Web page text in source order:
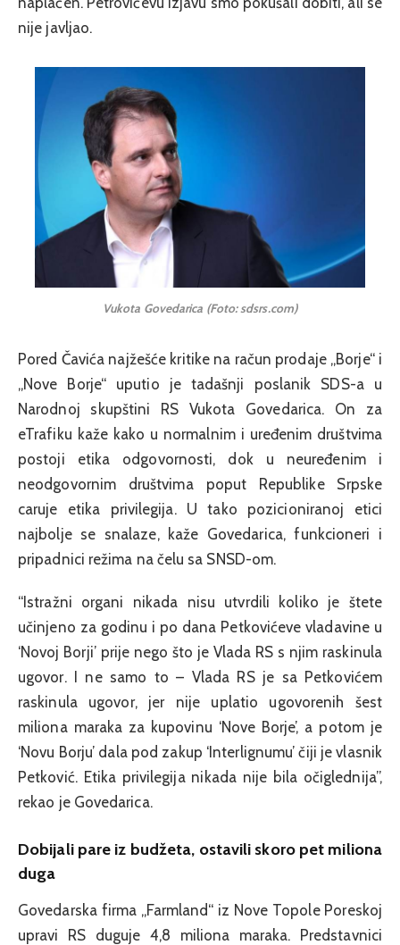
nije javljao.
Vukota Govedarica (Foto: sdsrs.com)
Pored Čavića najžešće kritike na račun prodaje „Borje“ i
„Nove Borje“ uputio je tadašnji poslanik SDS-a u
Narodnoj skupštini RS Vukota Govedarica. On za
eTrafiku kaže kako u normalnim i uređenim društvima
postoji etika odgovornosti, dok u neuređenim i
neodgovornim društvima poput Republike Srpske
caruje etika privilegija. U tako pozicioniranoj etici
najbolje se snalaze, kaže Govedarica, funkcioneri i
pripadnici režima na čelu sa SNSD-om.
“Istražni organi nikada nisu utvrdili koliko je štete
učinjeno za godinu i po dana Petkovićeve vladavine u
‘Novoj Borji’ prije nego što je Vlada RS s njim raskinula
ugovor. I ne samo to – Vlada RS je sa Petkovićem
raskinula ugovor, jer nije uplatio ugovorenih šest
miliona maraka za kupovinu ‘Nove Borje’, a potom je
‘Novu Borju’ dala pod zakup ‘Interlignumu’ čiji je vlasnik
Petković. Etika privilegija nikada nije bila očiglednija”,
rekao je Govedarica.
Dobijali pare iz budžeta, ostavili skoro pet miliona
duga
Govedarska firma „Farmland“ iz Nove Topole Poreskoj
upravi RS duguje 4,8 miliona maraka. Predstavnici